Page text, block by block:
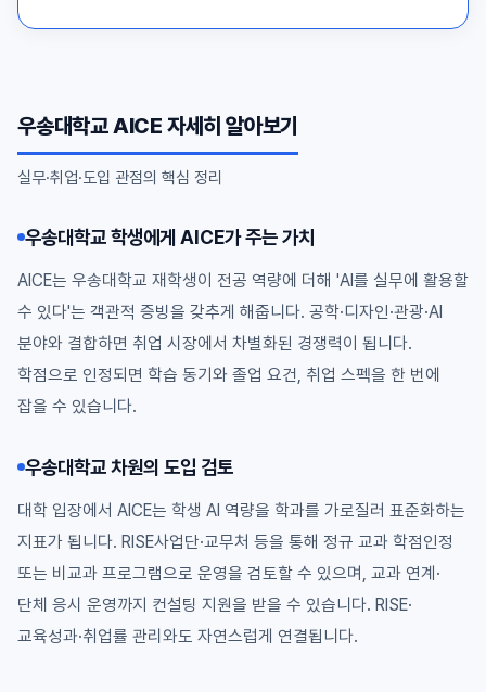
우송대학교 AICE 자세히 알아보기
실무·취업·도입 관점의 핵심 정리
우송대학교 학생에게 AICE가 주는 가치
AICE는 우송대학교 재학생이 전공 역량에 더해 'AI를 실무에 활용할
수 있다'는 객관적 증빙을 갖추게 해줍니다. 공학·디자인·관광·AI
분야와 결합하면 취업 시장에서 차별화된 경쟁력이 됩니다.
학점으로 인정되면 학습 동기와 졸업 요건, 취업 스펙을 한 번에
잡을 수 있습니다.
우송대학교 차원의 도입 검토
대학 입장에서 AICE는 학생 AI 역량을 학과를 가로질러 표준화하는
지표가 됩니다. RISE사업단·교무처 등을 통해 정규 교과 학점인정
또는 비교과 프로그램으로 운영을 검토할 수 있으며, 교과 연계·
단체 응시 운영까지 컨설팅 지원을 받을 수 있습니다. RISE·
교육성과·취업률 관리와도 자연스럽게 연결됩니다.